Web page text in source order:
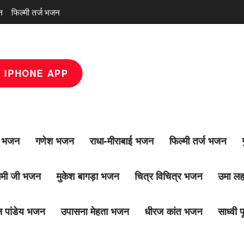
फिल्मी तर्ज भजन
IPHONE APP
भजन गणेश भजन राधा-मीराबाई भजन फिल्मी तर्ज भजन
जी भजन मुकेश बागड़ा भजन चित्र विचित्र भजन उमा
पांडेय भजन उपासना मेहता भजन धीरज कांत भजन साध्वी